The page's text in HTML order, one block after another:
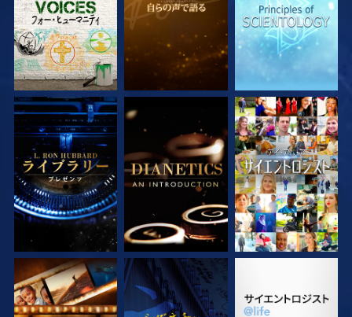
シリーズを探求 シリーズを探求 観る
シリーズを探求 観る シリーズを探求